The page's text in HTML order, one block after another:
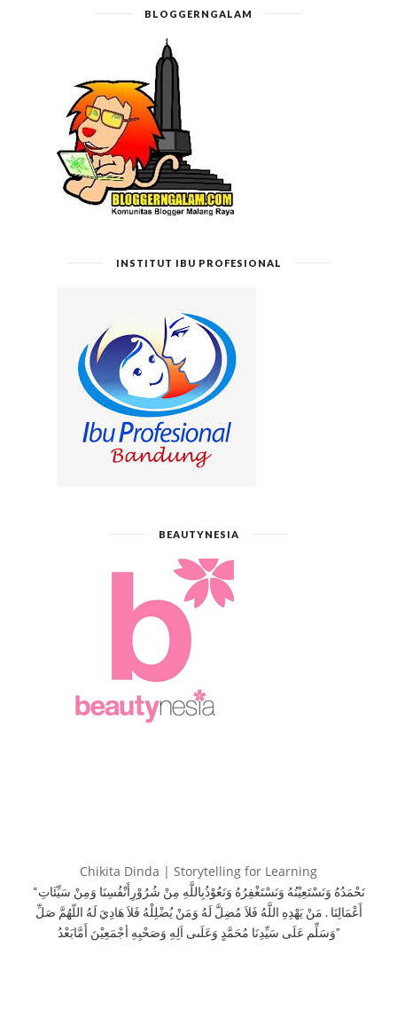
BLOGGERNGALAM
INSTITUT IBU PROFESIONAL
BEAUTYNESIA
Chikita Dinda | Storytelling for Learning
“نَحْمَدُهُ وَنَسْتَعِيْنُهُ وَنَسْتَغْفِرُهُ وَنَعُوْذُبِاللَّهِ مِنْ شُرُوْرِأَنْفُسِنَا وَمِنْ سَيِّئَاتِ
أَعْمَالِنَا . مَنْ يَهْدِهِ اللَّهُ فَلاَ مُضِلَّ لَهُ وَمَنْ يُضْلِلْهُ فَلاَ هَادِيَ لَهُ اللّهُمَّ صَلِّ
وَسَلِّم عَلَى سَيِّدِنَا مُحَمَّدٍ وَعَلَىى اَلِهِ وَصَحْبِهِ أجْمَعِيْنَ أَمَّابَعْدُ”